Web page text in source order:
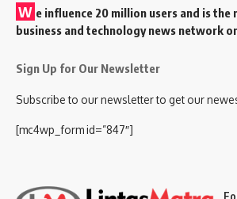
W e influence 20 million users and is the
business and technology news network
Sign Up for Our Newsletter
Subscribe to our newsletter to get our
[mc4wp_form id=”847″]